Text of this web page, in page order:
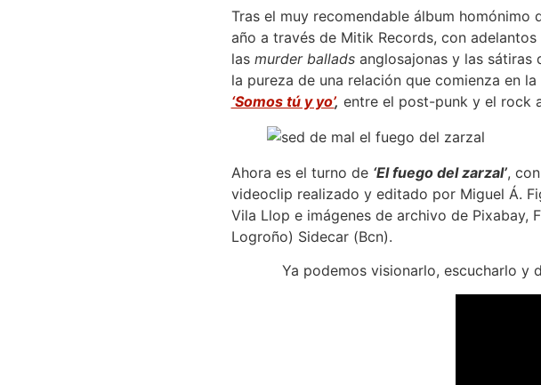
Tras el muy recomendable álbum homónimo
año a través de Mitik Records, con adelantos
las murder ballads anglosajonas y las sátiras
la pureza de una relación que comienza en
‘Somos tú y yo’, entre el post-punk y el rock
Ahora es el turno de ‘El fuego del zarzal’,
videoclip realizado y editado por Miguel Á.
Vila Llop e imágenes de archivo de Pixabay,
Logroño) Sidecar (Bcn).
Ya podemos visionarlo, escucharlo y